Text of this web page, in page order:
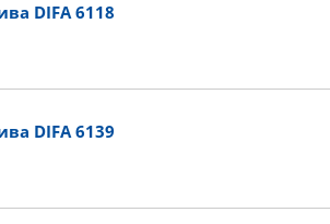
DIFA 6118
DIFA 6139